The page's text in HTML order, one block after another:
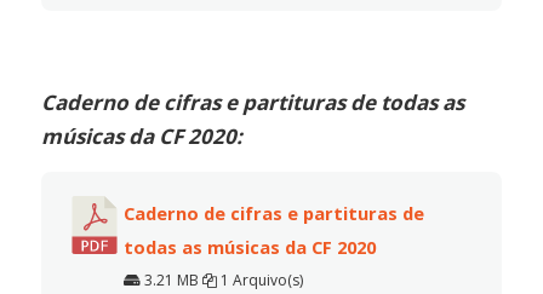
Caderno de cifras e partituras de todas as
músicas da CF 2020:
Caderno de cifras e partituras de
todas as músicas da CF 2020
3.21 MB 1 Arquivo(s)